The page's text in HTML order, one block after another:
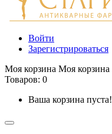
Войти
Зарегистрироваться
Моя корзина Моя корзина
Товаров: 0
Ваша корзина пуста!